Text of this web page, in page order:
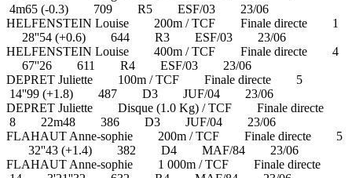
4m65 (-0.3) 709 R5 ESF/03 23/06
HELFENSTEIN Louise 200m / TCF Finale directe 1
28''54 (+0.6) 644 R3 ESF/03 23/06
HELFENSTEIN Louise 400m / TCF Finale directe 4
67''26 611 R4 ESF/03 23/06
DEPRET Juliette 100m / TCF Finale directe 5
14''99 (+1.8) 487 D3 JUF/04 23/06
DEPRET Juliette Disque (1.0 Kg) / TCF Finale directe
8 22m48 386 D3 JUF/04 23/06
FLAHAUT Anne-sophie 200m / TCF Finale directe 5
32''43 (+1.4) 382 D4 MAF/84 23/06
FLAHAUT Anne-sophie 1 000m / TCF Finale directe